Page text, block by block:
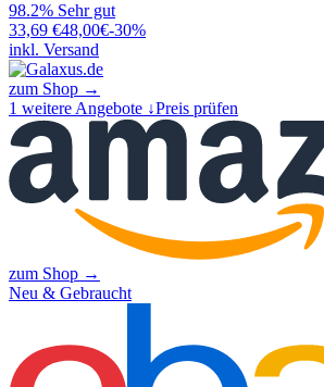
98.2% Sehr gut
33,69 €48,00€-30%
inkl. Versand
zum Shop →
1 weitere Angebote ↓Preis prüfen
zum Shop →
Neu & Gebraucht